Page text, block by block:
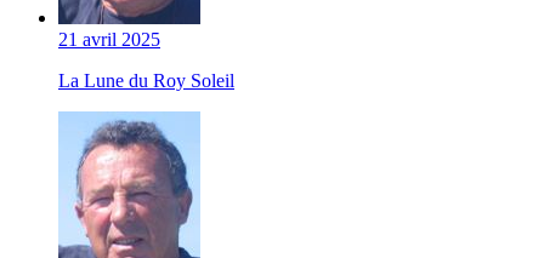
21 avril 2025
La Lune du Roy Soleil